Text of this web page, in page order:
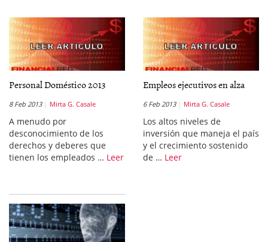
Personal Doméstico 2013
8 Feb 2013 Mirta G. Casale
A menudo por
desconocimiento de los
derechos y deberes que
tienen los empleados … Leer
Empleos ejecutivos en alza
6 Feb 2013 Mirta G. Casale
Los altos niveles de
inversión que maneja el país
y el crecimiento sostenido
de … Leer